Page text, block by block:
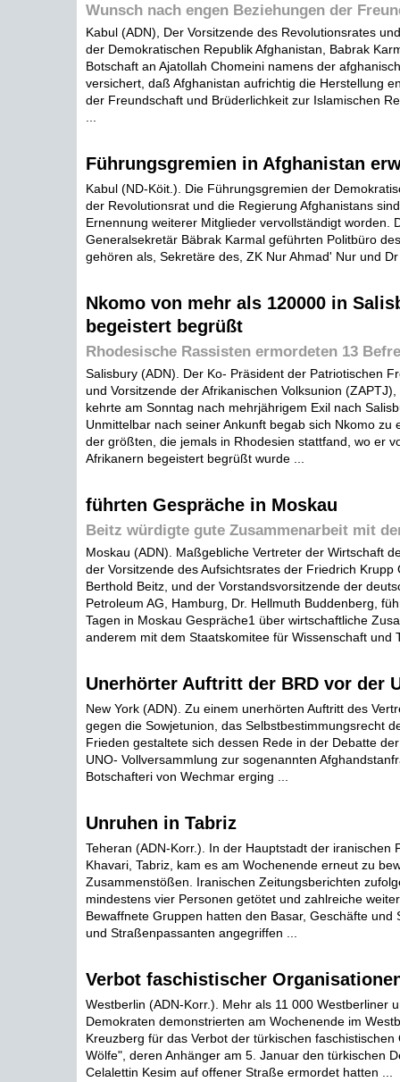
Wunsch nach engen Beziehungen der
Kabul (ADN), Der Vorsitzende des Revolutionsrates
der Demokratischen Republik Afghanistan, Babrak
Botschaft an Ajatollah Chomeini namens der
versichert, daß Afghanistan aufrichtig die Herstellung
der Freundschaft und Brüderlichkeit zur Islamischen
Führungsgremien in Afghanistan
Kabul (ND-Köit.). Die Führungsgremien der
der Revolutionsrat und die Regierung Afghanistans
Ernennung weiterer Mitglieder vervollständigt worden.
Generalsekretär Bäbrak Karmal geführten Politbüro
gehören als, Sekretäre des, ZK Nur Ahmad' Nur und
Nkomo von mehr als 120000 in
begeistert begrüßt
Rhodesische Rassisten ermordeten 13
Salisbury (ADN). Der Ko- Präsident der Patriotischen
und Vorsitzende der Afrikanischen Volksunion
kehrte am Sonntag nach mehrjährigem Exil nach
Unmittelbar nach seiner Ankunft begab sich Nkomo zu
der größten, die jemals in Rhodesien stattfand, wo er
Afrikanern begeistert begrüßt wurde ...
führten Gespräche in Moskau
Beitz würdigte gute Zusammenarbeit mit
Moskau (ADN). Maßgebliche Vertreter der Wirtschaft
der Vorsitzende des Aufsichtsrates der Friedrich Krupp
Berthold Beitz, und der Vorstandsvorsitzende der
Petroleum AG, Hamburg, Dr. Hellmuth Buddenberg,
Tagen in Moskau Gespräche1 über wirtschaftliche
anderem mit dem Staatskomitee für Wissenschaft und
Unerhörter Auftritt der BRD vor der
New York (ADN). Zu einem unerhörten Auftritt des
gegen die Sowjetunion, das Selbstbestimmungsrecht
Frieden gestaltete sich dessen Rede in der Debatte
UNO- Vollversammlung zur sogenannten
Botschafteri von Wechmar erging ...
Unruhen in Tabriz
Teheran (ADN-Korr.). In der Hauptstadt der iranischen
Khavari, Tabriz, kam es am Wochenende erneut zu
Zusammenstößen. Iranischen Zeitungsberichten
mindestens vier Personen getötet und zahlreiche
Bewaffnete Gruppen hatten den Basar, Geschäfte und
und Straßenpassanten angegriffen ...
Verbot faschistischer
Westberlin (ADN-Korr.). Mehr als 11 000 Westberliner
Demokraten demonstrierten am Wochenende im
Kreuzberg für das Verbot der türkischen faschistischen
Wölfe", deren Anhänger am 5. Januar den türkischen
Celalettin Kesim auf offener Straße ermordet hatten ...